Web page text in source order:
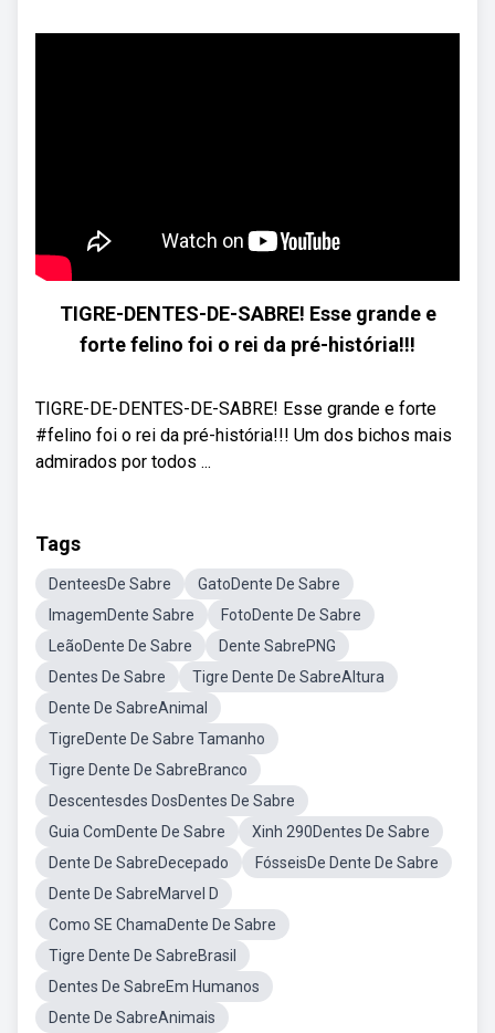
TIGRE-DENTES-DE-SABRE! Esse grande e
forte felino foi o rei da pré-história!!!
TIGRE-DE-DENTES-DE-SABRE! Esse grande e forte
#felino foi o rei da pré-história!!! Um dos bichos mais
admirados por todos ...
Tags
DenteesDe Sabre
GatoDente De Sabre
ImagemDente Sabre
FotoDente De Sabre
LeãoDente De Sabre
Dente SabrePNG
Dentes De Sabre
Tigre Dente De SabreAltura
Dente De SabreAnimal
TigreDente De Sabre Tamanho
Tigre Dente De SabreBranco
Descentesdes DosDentes De Sabre
Guia ComDente De Sabre
Xinh 290Dentes De Sabre
Dente De SabreDecepado
FósseisDe Dente De Sabre
Dente De SabreMarvel D
Como SE ChamaDente De Sabre
Tigre Dente De SabreBrasil
Dentes De SabreEm Humanos
Dente De SabreAnimais